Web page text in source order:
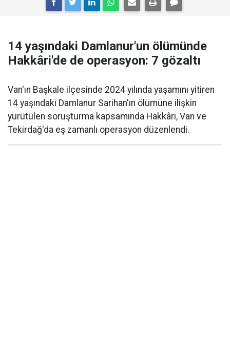
14 yaşındaki Damlanur'un ölümünde
Hakkâri'de de operasyon: 7 gözaltı
Van'ın Başkale ilçesinde 2024 yılında yaşamını yitiren
14 yaşındaki Damlanur Sarihan'ın ölümüne ilişkin
yürütülen soruşturma kapsamında Hakkâri, Van ve
Tekirdağ'da eş zamanlı operasyon düzenlendi.